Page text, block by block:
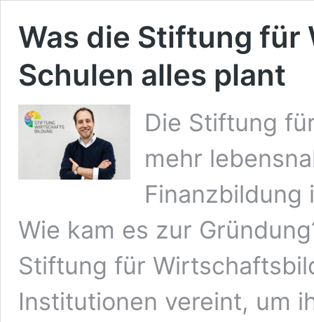
Was die Stiftung
Schulen alles plant
Die Stiftung
mehr
Finanzbildung
Wie kam es zur
Stiftung für
Institutionen vereint, um